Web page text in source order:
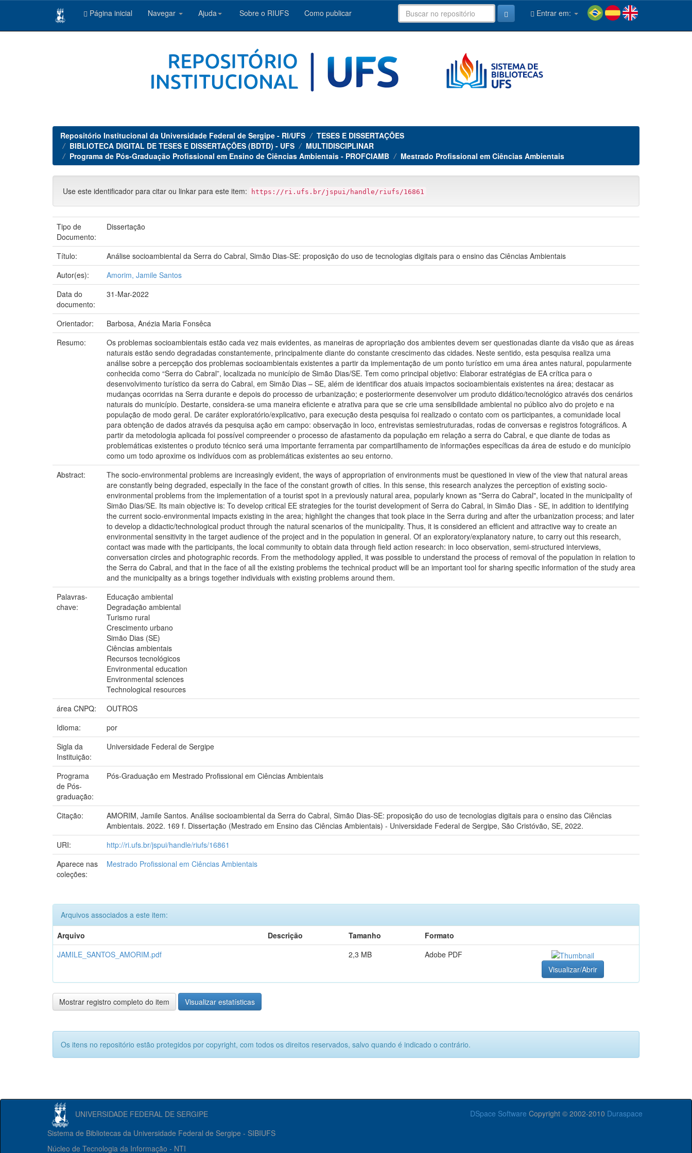
Página inicial Navegar Ajuda Sobre o RIUFS Como publicar Entrar em:
Repositório Institucional da Universidade Federal de Sergipe - RI/UFS
TESES E DISSERTAÇÕES
BIBLIOTECA DIGITAL DE TESES E DISSERTAÇÕES (BDTD) - UFS
MULTIDISCIPLINAR
Programa de Pós-Graduação Profissional em Ensino de Ciências Ambientais - PROFCIAMB
Mestrado Profissional em Ciências Ambientais
Use este identificador para citar ou linkar para este item: https://ri.ufs.br/jspui/handle/riufs/16861
Tipo de
Documento:
Dissertação
Título:
Análise socioambiental da Serra do Cabral, Simão Dias-SE: proposição do uso de tecnologias digitais para o ensino das Ciências Ambientais
Autor(es):
Amorim, Jamile Santos
Data do
documento:
31-Mar-2022
Orientador:
Barbosa, Anézia Maria Fonsêca
Resumo:
Os problemas socioambientais estão cada vez mais evidentes, as maneiras de apropriação dos ambientes devem ser questionadas diante da visão que as áreas
naturais estão sendo degradadas constantemente, principalmente diante do constante crescimento das cidades. Neste sentido, esta pesquisa realiza uma
análise sobre a percepção dos problemas socioambientais existentes a partir da implementação de um ponto turístico em uma área antes natural, popularmente
conhecida como “Serra do Cabral”, localizada no município de Simão Dias/SE. Tem como principal objetivo: Elaborar estratégias de EA crítica para o
desenvolvimento turístico da serra do Cabral, em Simão Dias – SE, além de identificar dos atuais impactos socioambientais existentes na área; destacar as
mudanças ocorridas na Serra durante e depois do processo de urbanização; e posteriormente desenvolver um produto didático/tecnológico através dos cenários
naturais do município. Destarte, considera-se uma maneira eficiente e atrativa para que se crie uma sensibilidade ambiental no público alvo do projeto e na
população de modo geral. De caráter exploratório/explicativo, para execução desta pesquisa foi realizado o contato com os participantes, a comunidade local
para obtenção de dados através da pesquisa ação em campo: observação in loco, entrevistas semiestruturadas, rodas de conversas e registros fotográficos. A
partir da metodologia aplicada foi possível compreender o processo de afastamento da população em relação a serra do Cabral, e que diante de todas as
problemáticas existentes o produto técnico será uma importante ferramenta par compartilhamento de informações específicas da área de estudo e do município
como um todo aproxime os indivíduos com as problemáticas existentes ao seu entorno.
Abstract:
The socio-environmental problems are increasingly evident, the ways of appropriation of environments must be questioned in view of the view that natural areas
are constantly being degraded, especially in the face of the constant growth of cities. In this sense, this research analyzes the perception of existing socio-
environmental problems from the implementation of a tourist spot in a previously natural area, popularly known as "Serra do Cabral", located in the municipality of
Simão Dias/SE. Its main objective is: To develop critical EE strategies for the tourist development of Serra do Cabral, in Simão Dias - SE, in addition to identifying
the current socio-environmental impacts existing in the area; highlight the changes that took place in the Serra during and after the urbanization process; and later
to develop a didactic/technological product through the natural scenarios of the municipality. Thus, it is considered an efficient and attractive way to create an
environmental sensitivity in the target audience of the project and in the population in general. Of an exploratory/explanatory nature, to carry out this research,
contact was made with the participants, the local community to obtain data through field action research: in loco observation, semi-structured interviews,
conversation circles and photographic records. From the methodology applied, it was possible to understand the process of removal of the population in relation to
the Serra do Cabral, and that in the face of all the existing problems the technical product will be an important tool for sharing specific information of the study area
and the municipality as a brings together individuals with existing problems around them.
Palavras-
chave:
Educação ambiental
Degradação ambiental
Turismo rural
Crescimento urbano
Simão Dias (SE)
Ciências ambientais
Recursos tecnológicos
Environmental education
Environmental sciences
Technological resources
área CNPQ:
OUTROS
Idioma:
por
Sigla da
Instituição:
Universidade Federal de Sergipe
Programa
de Pós-
graduação:
Pós-Graduação em Mestrado Profissional em Ciências Ambientais
Citação:
AMORIM, Jamile Santos. Análise socioambiental da Serra do Cabral, Simão Dias-SE: proposição do uso de tecnologias digitais para o ensino das Ciências
Ambientais. 2022. 169 f. Dissertação (Mestrado em Ensino das Ciências Ambientais) - Universidade Federal de Sergipe, São Cristóvão, SE, 2022.
URI:
http://ri.ufs.br/jspui/handle/riufs/16861
Aparece nas
coleções:
Mestrado Profissional em Ciências Ambientais
Arquivos associados a este item:
Arquivo
Descrição Tamanho
Formato
JAMILE_SANTOS_AMORIM.pdf
2,3 MB
Adobe PDF
Visualizar/Abrir
Mostrar registro completo do item Visualizar estatísticas
Os itens no repositório estão protegidos por copyright, com todos os direitos reservados, salvo quando é indicado o contrário.
UNIVERSIDADE FEDERAL DE SERGIPE DSpace Software Copyright © 2002-2010 Duraspace
Sistema de Bibliotecas da Universidade Federal de Sergipe - SIBIUFS
Núcleo de Tecnologia da Informação - NTI